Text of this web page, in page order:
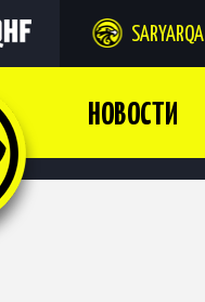
SARYARQA
НОВОСТИ